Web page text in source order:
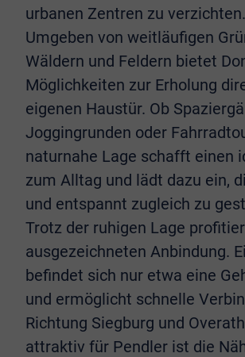
urbanen Zentren zu verzichten.
Umgeben von weitläufigen
Wäldern und Feldern bietet
Möglichkeiten zur Erholung
eigenen Haustür. Ob
Joggingrunden oder
naturnahe Lage schafft einen
zum Alltag und lädt dazu ein,
und entspannt zugleich zu
Trotz der ruhigen Lage
ausgezeichneten Anbindung.
befindet sich nur etwa eine
und ermöglicht schnelle
Richtung Siegburg und
attraktiv für Pendler ist die